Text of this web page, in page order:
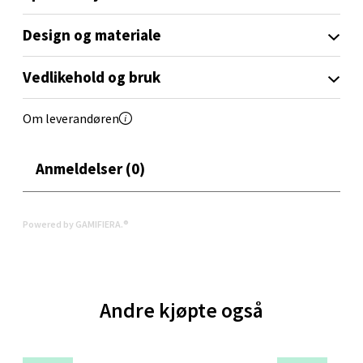
Design og materiale
Vedlikehold og bruk
Om leverandøren
Anmeldelser (0)
Powered by GAMIFIERA.®
Andre kjøpte også
Oppdal - Aunasenteret
Åpent i dag 10-18
Thon Senter Orkanger, Orkdalsveien 113, 7300